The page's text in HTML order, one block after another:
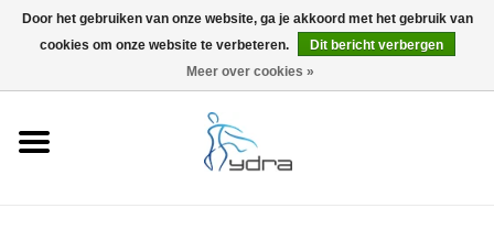
0 Artikelen - €0,00
Door het gebruiken van onze website, ga je akkoord met het gebruik van
cookies om onze website te verbeteren.
Dit bericht verbergen
Meer over cookies »